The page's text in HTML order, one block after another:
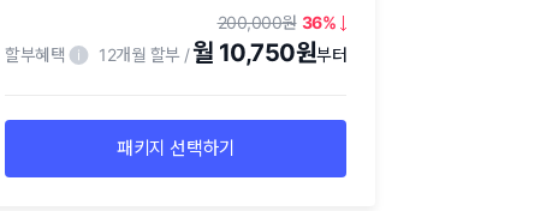
200,000
36
할부혜택
12개월 할부 월 10,750원
패키지 선택하기